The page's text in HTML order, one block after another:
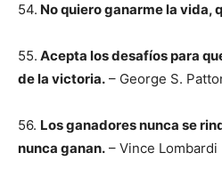
54. No quiero ganarme la vida,
55. Acepta los desafíos para
de la victoria. – George S.
56. Los ganadores nunca se
nunca ganan. – Vince Lombardi